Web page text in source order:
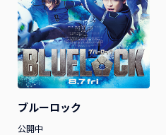
ブルーロック
公開中